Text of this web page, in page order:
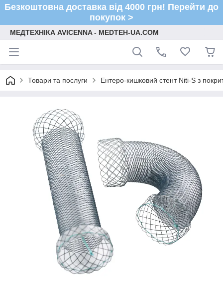
Безкоштовна доставка від 4000 грн! Перейти до
покупок >
МЕДТЕХНІКА AVICENNA - MEDTEH-UA.COM
Товари та послуги Ентеро-кишковий стент Niti-S з